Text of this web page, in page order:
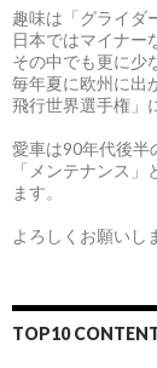
趣味は「グライダ
日本ではマイナー
その中でも更に少
毎年夏に欧州に出
飛行世界選手権」
愛車は90年代後半
「メンテナンス
ます。
よろしくお願いし
TOP10